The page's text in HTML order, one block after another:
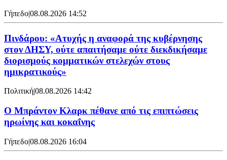
Γήπεδο|08.08.2026 14:52
Πινδάρου: «Ατυχής η αναφορά της κυβέρνησης
στον ΔΗΣΥ, ούτε απαιτήσαμε ούτε διεκδικήσαμε
διορισμούς κομματικών στελεχών στους
ημικρατικούς»
Πολιτική|08.08.2026 14:42
Ο Μπράντον Κλαρκ πέθανε από τις επιπτώσεις
ηρωίνης και κοκαΐνης
Γήπεδο|08.08.2026 16:04